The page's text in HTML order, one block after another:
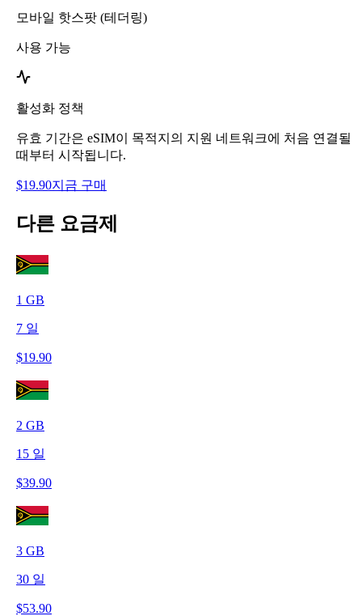
모바일 핫스팟 (테더링)
사용 가능
활성화 정책
유효 기간은 eSIM이 목적지의 지원 네트워크에 처음 연결될
때부터 시작됩니다.
$19.90지금 구매
다른 요금제
1 GB
7 일
$19.90
2 GB
15 일
$39.90
3 GB
30 일
$53.90